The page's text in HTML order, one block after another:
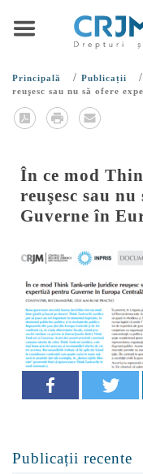
Principală / Publicații /
reuşesc sau nu să ofere
În ce mod
reuşesc sau
Guverne în
Publicații recente